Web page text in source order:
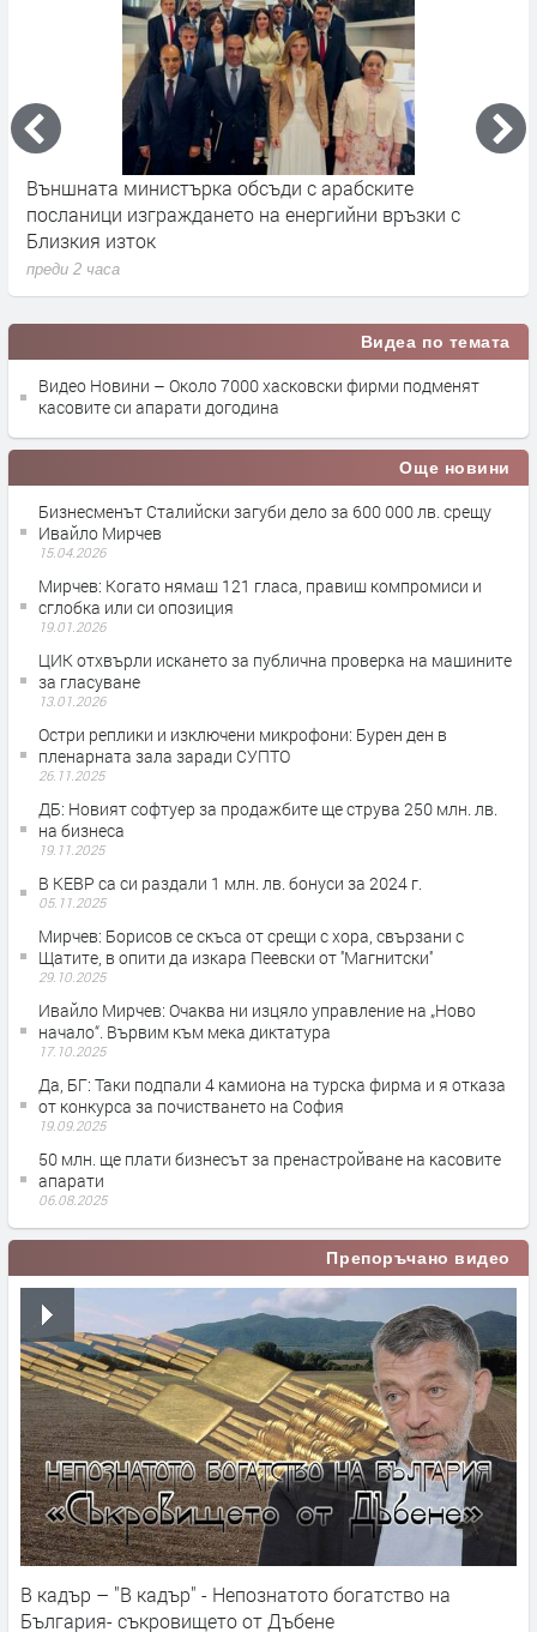
Външната министърка обсъди с арабските
посланици изграждането на енергийни връзки с
Близкия изток
преди 2 часа
Видеа по темата
Видео Новини – Около 7000 хасковски фирми подменят
касовите си апарати догодина
Още новини
Бизнесменът Сталийски загуби дело за 600 000 лв. срещу
Ивайло Мирчев
15.04.2026
Мирчев: Когато нямаш 121 гласа, правиш компромиси и
сглобка или си опозиция
19.01.2026
ЦИК отхвърли искането за публична проверка на машините
за гласуване
13.01.2026
Остри реплики и изключени микрофони: Бурен ден в
пленарната зала заради СУПТО
26.11.2025
ДБ: Новият софтуер за продажбите ще струва 250 млн. лв.
на бизнеса
19.11.2025
В КЕВР са си раздали 1 млн. лв. бонуси за 2024 г.
05.11.2025
Мирчев: Борисов се скъса от срещи с хора, свързани с
Щатите, в опити да изкара Пеевски от ''Магнитски''
29.10.2025
Ивайло Мирчев: Очаква ни изцяло управление на „Ново
начало“. Вървим към мека диктатура
17.10.2025
Да, БГ: Таки подпали 4 камиона на турска фирма и я отказа
от конкурса за почистването на София
19.09.2025
50 млн. ще плати бизнесът за пренастройване на касовите
апарати
06.08.2025
Препоръчано видео
В кадър – "В кадър" - Непознатото богатство на
България- съкровището от Дъбене